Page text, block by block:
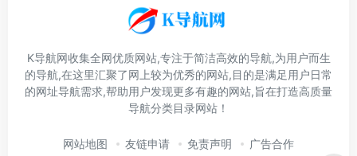
K导航网收集全网优质网站,专注于简洁高效的导航,为用户而生
的导航,在这里汇聚了网上较为优秀的网站,目的是满足用户日常
的网址导航需求,帮助用户发现更多有趣的网站,旨在打造高质量
导航分类目录网站！
网站地图 友链申请 免责声明 广告合作